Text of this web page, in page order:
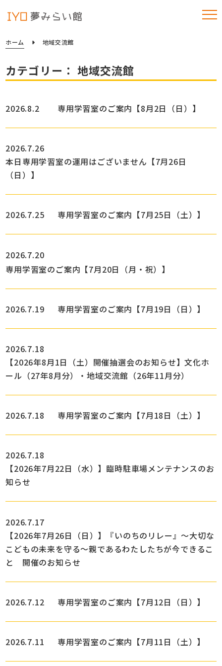
ホーム 地域交流館
カテゴリー： 地域交流館
2026.8.2 専用学習室のご案内【8月2日（日）】
2026.7.26
本日専用学習室の運用はございません【7月26日
（日）】
2026.7.25 専用学習室のご案内【7月25日（土）】
2026.7.20
専用学習室のご案内【7月20日（月・祝）】
2026.7.19 専用学習室のご案内【7月19日（日）】
2026.7.18
【2026年8月1日（土）開催抽選会のお知らせ】文化ホ
ール（27年8月分）・地域交流館（26年11月分）
2026.7.18 専用学習室のご案内【7月18日（土）】
2026.7.18
【2026年7月22日（水）】臨時駐車場メンテナンスのお
知らせ
2026.7.17
【2026年7月26日（日）】『いのちのリレー』～大切な
こどもの未来を守る～親であるわたしたちが今できるこ
と 開催のお知らせ
2026.7.12 専用学習室のご案内【7月12日（日）】
2026.7.11 専用学習室のご案内【7月11日（土）】